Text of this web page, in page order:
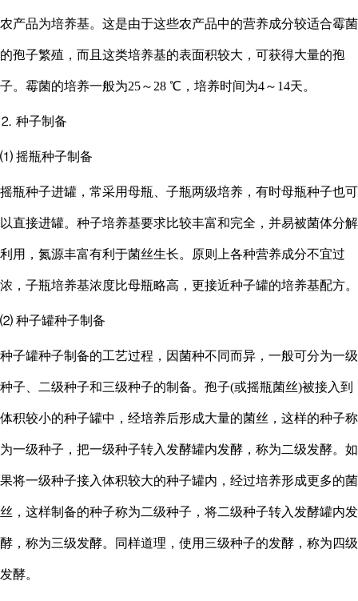
农产品为培养基。这是由于这些农产品中的营养成分较适合霉菌
的孢子繁殖，而且这类培养基的表面积较大，可获得大量的孢
子。霉菌的培养一般为25～28 ℃，培养时间为4～14天。
⒉ 种子制备
⑴ 摇瓶种子制备
摇瓶种子进罐，常采用母瓶、子瓶两级培养，有时母瓶种子也可
以直接进罐。种子培养基要求比较丰富和完全，并易被菌体分解
利用，氮源丰富有利于菌丝生长。原则上各种营养成分不宜过
浓，子瓶培养基浓度比母瓶略高，更接近种子罐的培养基配方。
⑵ 种子罐种子制备
种子罐种子制备的工艺过程，因菌种不同而异，一般可分为一级
种子、二级种子和三级种子的制备。孢子(或摇瓶菌丝)被接入到
体积较小的种子罐中，经培养后形成大量的菌丝，这样的种子称
为一级种子，把一级种子转入发酵罐内发酵，称为二级发酵。如
果将一级种子接入体积较大的种子罐内，经过培养形成更多的菌
丝，这样制备的种子称为二级种子，将二级种子转入发酵罐内发
酵，称为三级发酵。同样道理，使用三级种子的发酵，称为四级
发酵。